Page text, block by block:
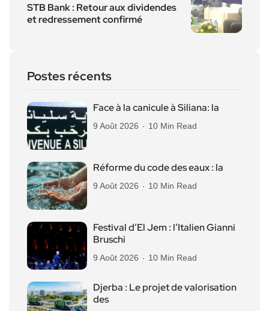
STB Bank : Retour aux dividendes
et redressement confirmé
Postes récents
Face à la canicule à Siliana: la
9 Août 2026 10 Min Read
Réforme du code des eaux : la
9 Août 2026 10 Min Read
Festival d’El Jem : l’Italien Gianni
Bruschi
9 Août 2026 10 Min Read
Djerba : Le projet de valorisation
des